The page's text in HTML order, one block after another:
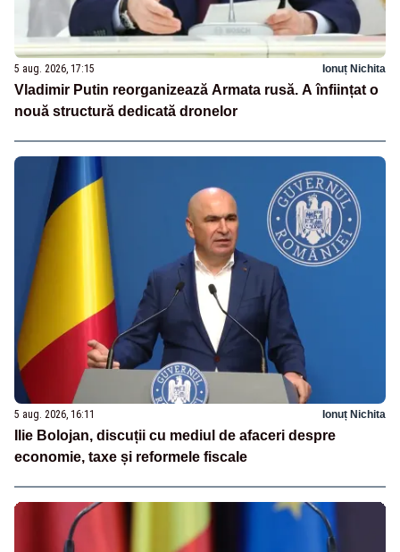
5 aug. 2026, 17:15 Ionuț Nichita
Vladimir Putin reorganizează Armata rusă. A înființat o
nouă structură dedicată dronelor
5 aug. 2026, 16:11 Ionuț Nichita
Ilie Bolojan, discuții cu mediul de afaceri despre
economie, taxe și reformele fiscale